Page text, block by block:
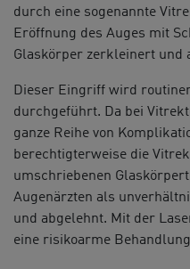
durch eine sogenannte
Eröffnung des Auges mit
Glaskörper zerkleinert und
Dieser Eingriff wird
durchgeführt. Da bei
ganze Reihe von
berechtigterweise die
umschriebenen
Augenärzten als
und abgelehnt. Mit der
eine risikoarme